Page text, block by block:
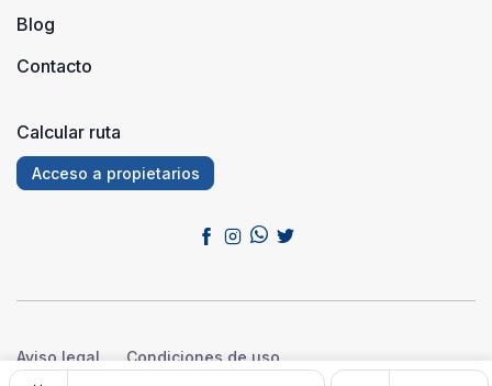
Blog
Contacto
Calcular ruta
Acceso a propietarios
Aviso legal
Condiciones de uso